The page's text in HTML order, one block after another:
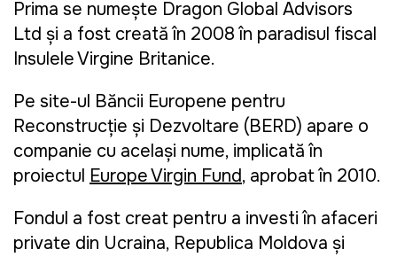
Prima se numește Dragon Global Advisors
Ltd și a fost creată în 2008 în paradisul fiscal
Insulele Virgine Britanice.
Pe site-ul Băncii Europene pentru
Reconstrucție și Dezvoltare (BERD) apare o
companie cu același nume, implicată în
proiectul Europe Virgin Fund, aprobat în 2010.
Fondul a fost creat pentru a investi în afaceri
private din Ucraina, Republica Moldova și